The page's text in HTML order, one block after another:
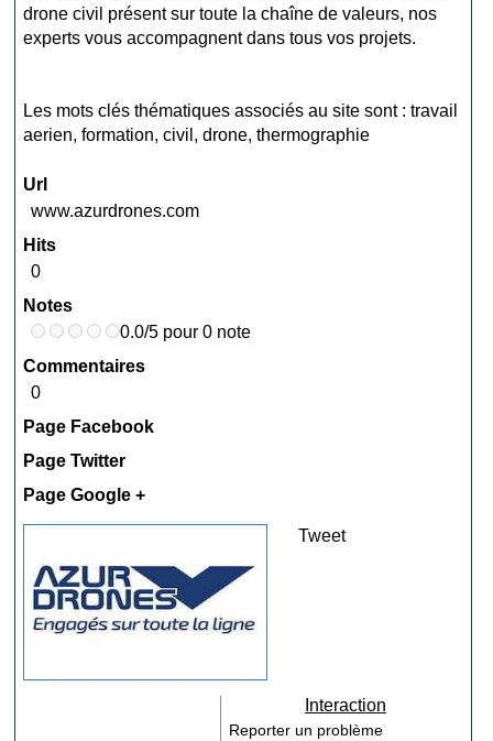
drone civil présent sur toute la chaîne de valeurs, nos
experts vous accompagnent dans tous vos projets.
Les mots clés thématiques associés au site sont :travail
aerien,formation,civil ,drone,thermographie
Url
www.azurdrones.com
Hits
0
Notes
0.0/5 pour 0 note
Commentaires
0
Page Facebook
Page Twitter
Page Google +
Tweet
Interaction
Reporter un problème